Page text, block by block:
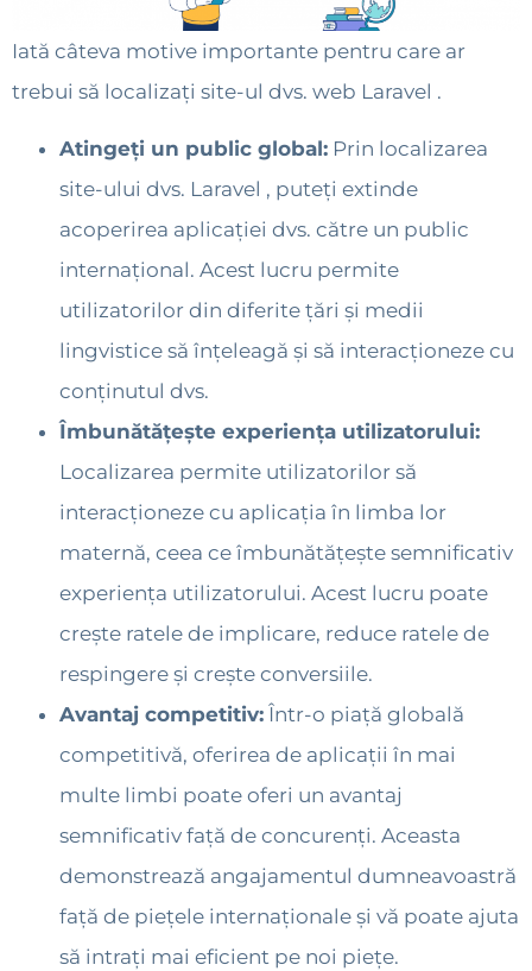
Iată câteva motive importante pentru care ar
trebui să localizați site-ul dvs. web Laravel .
Atingeți un public global: Prin localizarea
site-ului dvs. Laravel , puteți extinde
acoperirea aplicației dvs. către un public
internațional. Acest lucru permite
utilizatorilor din diferite țări și medii
lingvistice să înțeleagă și să interacționeze cu
conținutul dvs.
Îmbunătățește experiența utilizatorului:
Localizarea permite utilizatorilor să
interacționeze cu aplicația în limba lor
maternă, ceea ce îmbunătățește semnificativ
experiența utilizatorului. Acest lucru poate
crește ratele de implicare, reduce ratele de
respingere și crește conversiile.
Avantaj competitiv: Într-o piață globală
competitivă, oferirea de aplicații în mai
multe limbi poate oferi un avantaj
semnificativ față de concurenți. Aceasta
demonstrează angajamentul dumneavoastră
față de piețele internaționale și vă poate ajuta
să intrați mai eficient pe noi piețe.